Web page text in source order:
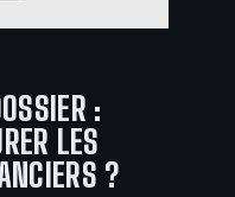
:
LES
?